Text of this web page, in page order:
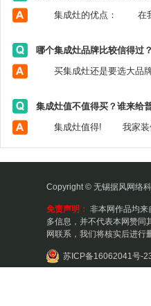
哪个集成灶品牌比较信得过
集成灶值不值得买？谁来给
Copyright © 无锡据风网络
免责声明： 非本网作品均来
多信息，并不代表本网赞同
网联系，我们将核实后进行
苏ICP备16062041号-